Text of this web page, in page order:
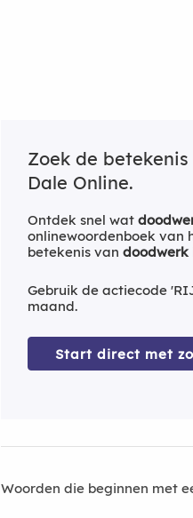
Zoek de betekenis
Dale Online.
Ontdek snel wat
onlinewoordenboek van
betekenis van doodwerk
Gebruik de actiecode
maand.
Start direct met
Woorden die beginnen met